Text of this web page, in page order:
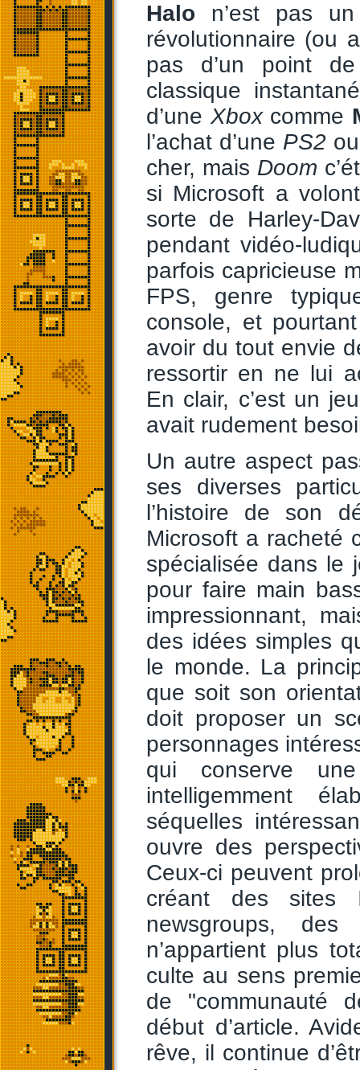
Halo n’est pas
révolutionnaire (ou
pas d’un point
classique
d’une Xboxcomme
l’achat d’une PS2
cher, mais Doom
si Microsoft a
sorte de Harley-
pendant vidéo-
parfois capricieuse
FPS, genre
console, et
avoir du tout envie
ressortir en ne lui
En clair, c’est un
avait rudement
Un autre aspect
ses diverses
l’histoire de son
Microsoft a racheté
spécialisée dans le
pour faire main
impressionnant,
des idées simples
le monde. La
que soit son
doit proposer un
personnages
qui conserve
intelligemment
séquelles
ouvre des
Ceux-ci peuvent
créant des sites
newsgroups,
n’appartient plus
culte au sens
de "communauté
début d’article.
rêve, il continue